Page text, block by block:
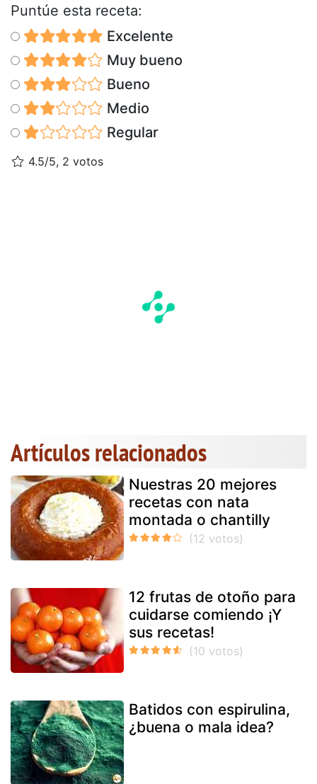
Puntúe esta receta:
Excelente
Muy bueno
Bueno
Medio
Regular
4.5/5, 2 votos
Artículos relacionados
Nuestras 20 mejores
recetas con nata
montada o chantilly
12 frutas de otoño para
cuidarse comiendo ¡Y
sus recetas!
Batidos con espirulina,
¿buena o mala idea?